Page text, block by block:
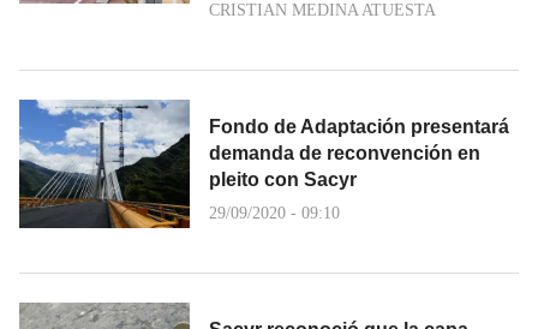
CRISTIAN MEDINA ATUESTA
Fondo de Adaptación presentará
demanda de reconvención en
pleito con Sacyr
29/09/2020 - 09:10